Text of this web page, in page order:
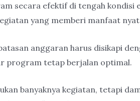
secara efektif di tengah
yang memberi manfaat
anggaran harus disikapi
program tetap berjalan optimal.
banyaknya kegiatan, tetapi